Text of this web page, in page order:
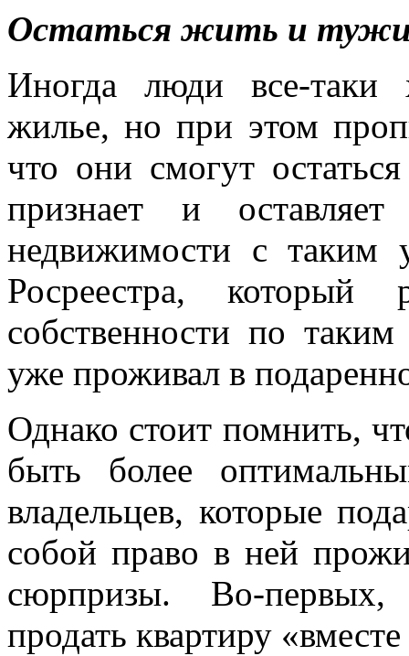
Остаться жить и
Иногда люди все-таки
жилье, но при этом
что они смогут
признает и
недвижимости с таким
Росреестра, который
собственности по
уже проживал в
Однако стоит помнить,
быть более
владельцев, которые
собой право в ней
сюрпризы. Во-
продать квартиру